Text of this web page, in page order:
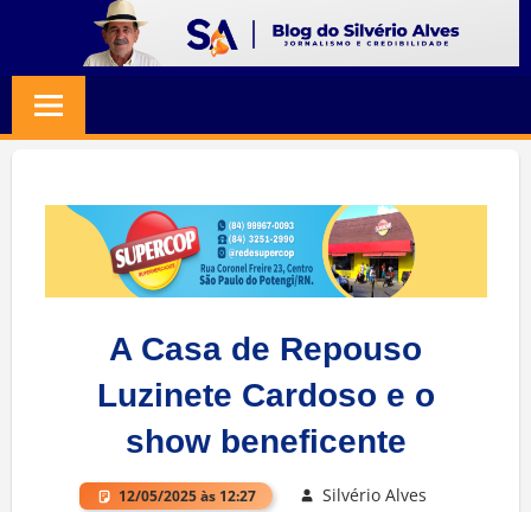
content
SILVERIO
ALVES
Jornalismo
Credibilidade
A Casa de Repouso
Luzinete Cardoso e o
show beneficente
12/05/2025 às 12:27 Silvério Alves